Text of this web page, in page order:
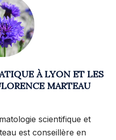
À LYON ET LES
MARTEAU
scientifique et
est conseillère en